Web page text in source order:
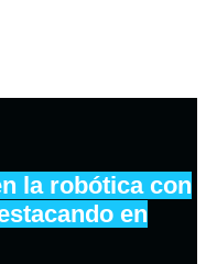
la robótica con
en